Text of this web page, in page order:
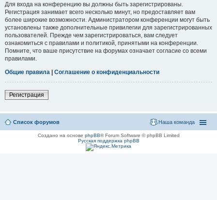
Для входа на конференцию вы должны быть зарегистрированы.
Регистрация занимает всего несколько минут, но предоставляет вам
более широкие возможности. Администратором конференции могут быть
установлены также дополнительные привилегии для зарегистрированных
пользователей. Прежде чем зарегистрироваться, вам следует
ознакомиться с правилами и политикой, принятыми на конференции.
Помните, что ваше присутствие на форумах означает согласие со всеми
правилами.
Общие правила | Соглашение о конфиденциальности
Регистрация
Список форумов Наша команда
Создано на основе phpBB® Forum Software © phpBB Limited
Русская поддержка phpBB